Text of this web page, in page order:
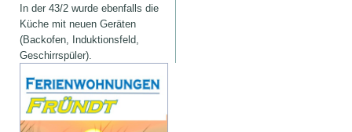
In der 43/2 wurde ebenfalls die
Küche mit neuen Geräten
(Backofen, Induktionsfeld,
Geschirrspüler).